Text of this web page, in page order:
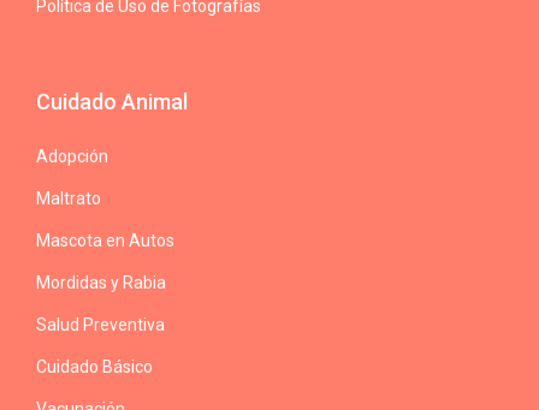
Política de Uso de Fotografías
Cuidado Animal
Adopción
Maltrato
Mascota en Autos
Mordidas y Rabia
Salud Preventiva
Cuidado Básico